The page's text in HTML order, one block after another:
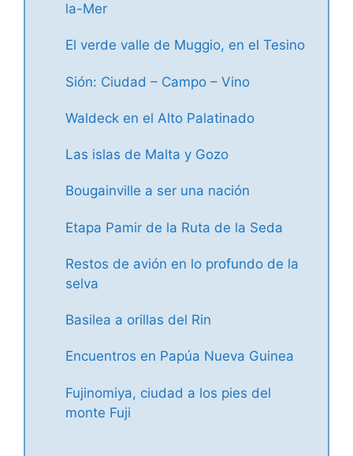
la-Mer
El verde valle de Muggio, en el Tesino
Sión: Ciudad – Campo – Vino
Waldeck en el Alto Palatinado
Las islas de Malta y Gozo
Bougainville a ser una nación
Etapa Pamir de la Ruta de la Seda
Restos de avión en lo profundo de la
selva
Basilea a orillas del Rin
Encuentros en Papúa Nueva Guinea
Fujinomiya, ciudad a los pies del
monte Fuji